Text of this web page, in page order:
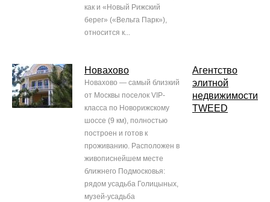
как и «Новый Рижский
берег» («Вельга Парк»),
относится к...
Новахово
Новахово — самый близкий
от Москвы поселок VIP-
класса по Новорижскому
шоссе (9 км), полностью
построен и готов к
проживанию. Расположен в
живописнейшем месте
ближнего Подмосковья:
рядом усадьба Голицыных,
музей-усадьба
Агентство
элитной
недвижимости
TWEED